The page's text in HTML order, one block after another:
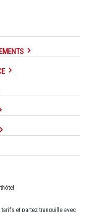
et partez tranquille avec